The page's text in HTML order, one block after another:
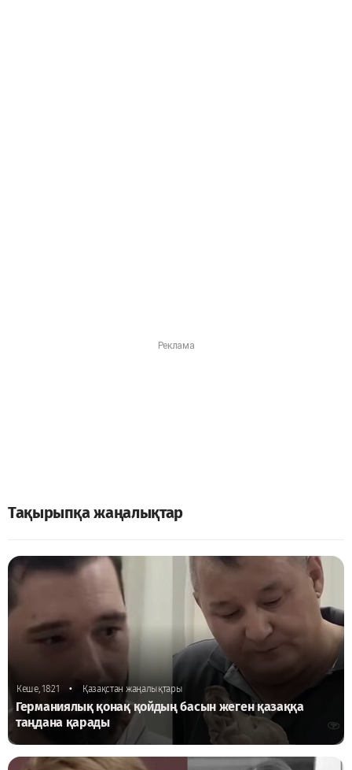
Тақырыпқа жаңалықтар
Кеше, 18:21 • Қазақстан жаңалықтары
Германиялық қонақ қойдың басын жеген қазаққа
таңдана қарады